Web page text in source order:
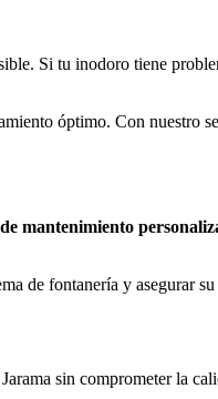
Si tu inodoro tiene
óptimo. Con nuestro
mantenimiento
de fontanería y asegurar
sin comprometer la